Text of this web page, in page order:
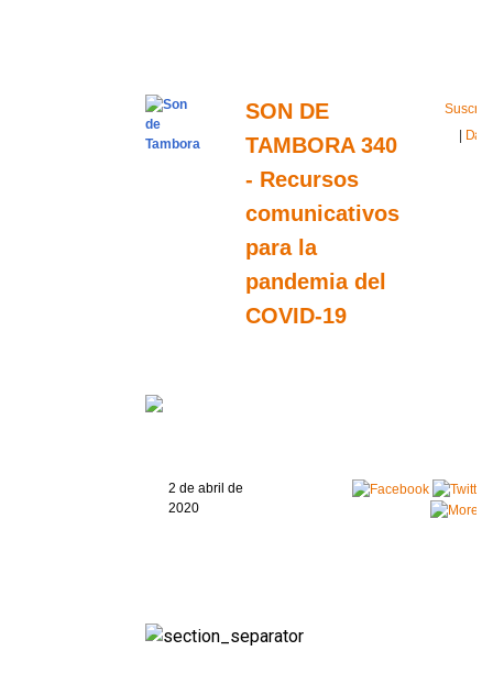
SON DE
TAMBORA 340
- Recursos
comunicativos
para la
pandemia del
COVID-19
2 de abril de
2020